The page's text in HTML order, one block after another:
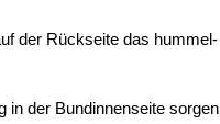
der Rückseite das hummel-
in der Bundinnenseite sorgen